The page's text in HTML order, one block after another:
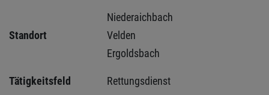
Standort
Niederaichbach
Velden
Ergoldsbach
Tätigkeitsfeld Rettungsdienst